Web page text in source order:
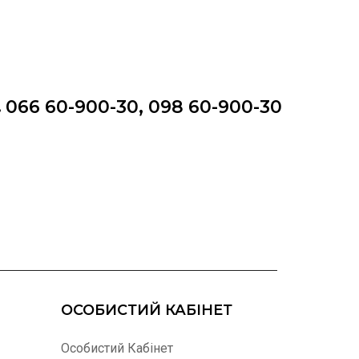
066 60-900-30, 098 60-900-30
ОСОБИСТИЙ КАБІНЕТ
Особистий Кабінет